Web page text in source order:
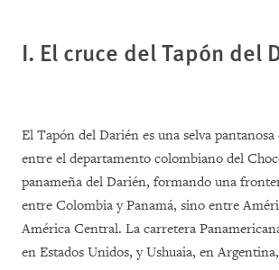
I. El cruce del Tapón del
El Tapón del Darién es una selva pantanosa
entre el departamento colombiano del
panameña del Darién, formando una
entre Colombia y Panamá, sino entre
América Central. La carretera
en Estados Unidos, y Ushuaia, en